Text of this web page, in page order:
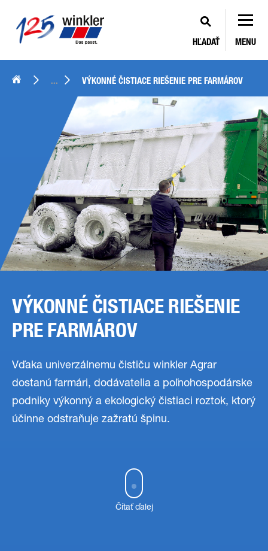
HĽADAŤ MENU
... VÝKONNÉ ČISTIACE RIEŠENIE PRE FARMÁROV
VÝKONNÉ ČISTIACE RIEŠENIE
PRE FARMÁROV
Vďaka univerzálnemu čističu winkler Agrar
dostanú farmári, dodávatelia a poľnohospodárske
podniky výkonný a ekologický čistiaci roztok, ktorý
účinne odstraňuje zažratú špinu.
Čítať ďalej